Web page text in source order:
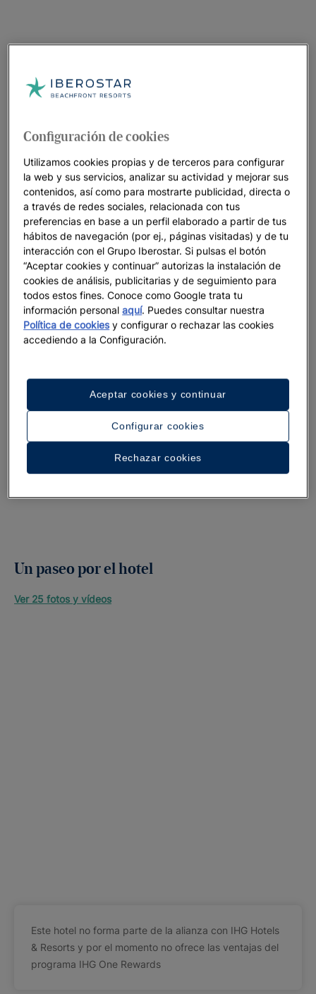
Un paseo por el hotel
Ver 25 fotos y vídeos
Este hotel no forma parte de la alianza con IHG Hotels
& Resorts y por el momento no ofrece las ventajas del
programa IHG One Rewards
Configuración de cookies
Utilizamos cookies propias y de terceros para configurar
la web y sus servicios, analizar su actividad y mejorar sus
contenidos, así como para mostrarte publicidad, directa o
a través de redes sociales, relacionada con tus
preferencias en base a un perfil elaborado a partir de tus
hábitos de navegación (por ej., páginas visitadas) y de tu
interacción con el Grupo Iberostar. Si pulsas el botón
“Aceptar cookies y continuar” autorizas la instalación de
cookies de análisis, publicitarias y de seguimiento para
todos estos fines. Conoce como Google trata tu
información personalaquí. Puedes consultar nuestra
Política de cookiesy configurar o rechazar las cookies
accediendo a la Configuración.
Configurar cookies
Rechazar cookies
Aceptar cookies y continuar